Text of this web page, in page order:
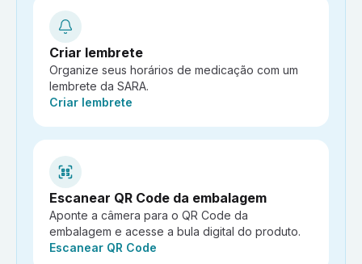
Criar lembrete
Organize seus horários de medicação com um
lembrete da SARA.
Ação:
Criar lembrete
Escanear QR Code da embalagem
Aponte a câmera para o QR Code da
embalagem e acesse a bula digital do produto.
Ação:
Escanear QR Code